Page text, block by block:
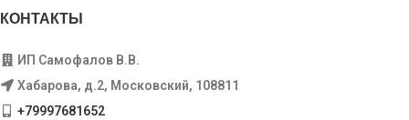
КОНТАКТЫ
ИП Самофалов В.В.
Хабарова, д.2, Московский, 108811
+79997681652